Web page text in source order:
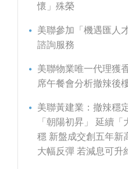
懷」殊榮
美聯參加「機遇匯人
諮詢服務
美聯物業唯一代理獲
席午餐會分析撤辣後
美聯黃建業：撤辣穩
「朝陽初昇」 延續
穩 新盤成交創五年新
大幅反彈 若減息可升